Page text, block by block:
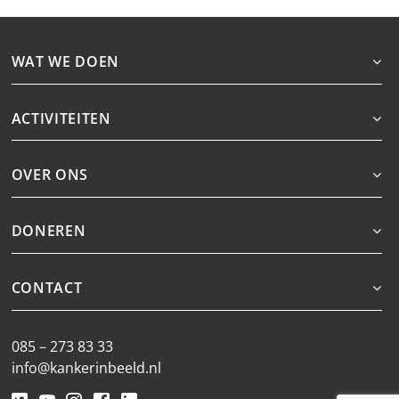
WAT WE DOEN
ACTIVITEITEN
OVER ONS
DONEREN
CONTACT
085 – 273 83 33
info@kankerinbeeld.nl